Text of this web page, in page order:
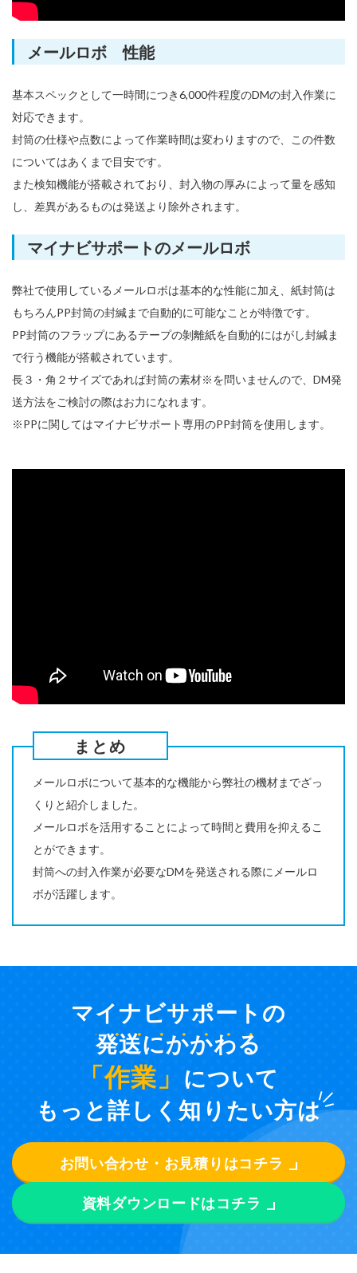
メールロボ 性能
基本スペックとして一時間につき6,000件程度のDMの封入作業に
対応できます。
封筒の仕様や点数によって作業時間は変わりますので、この件数
についてはあくまで目安です。
また検知機能が搭載されており、封入物の厚みによって量を感知
し、差異があるものは発送より除外されます。
マイナビサポートのメールロボ
弊社で使用しているメールロボは基本的な性能に加え、紙封筒は
もちろんPP封筒の封緘まで自動的に可能なことが特徴です。
PP封筒のフラップにあるテープの剝離紙を自動的にはがし封緘ま
で行う機能が搭載されています。
長３・角２サイズであれば封筒の素材※を問いませんので、DM発
送方法をご検討の際はお力になれます。
※PPに関してはマイナビサポート専用のPP封筒を使用します。
まとめ
メールロボについて基本的な機能から弊社の機材までざっ
くりと紹介しました。
メールロボを活用することによって時間と費用を抑えるこ
とができます。
封筒への封入作業が必要なDMを発送される際にメールロ
ボが活躍します。
マイナビサポートの
発送にかかわる
「作業」
について
もっと詳しく知りたい方は
お問い合わせ・お見積りはコチラ
資料ダウンロードはコチラ